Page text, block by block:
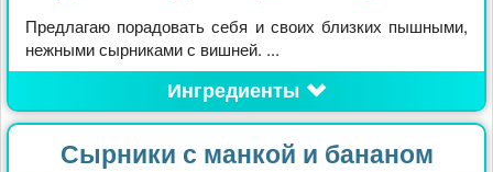
Предлагаю порадовать себя и своих близких пышными,
нежными сырниками с вишней. ...
Ингредиенты
Сырники с манкой и бананом